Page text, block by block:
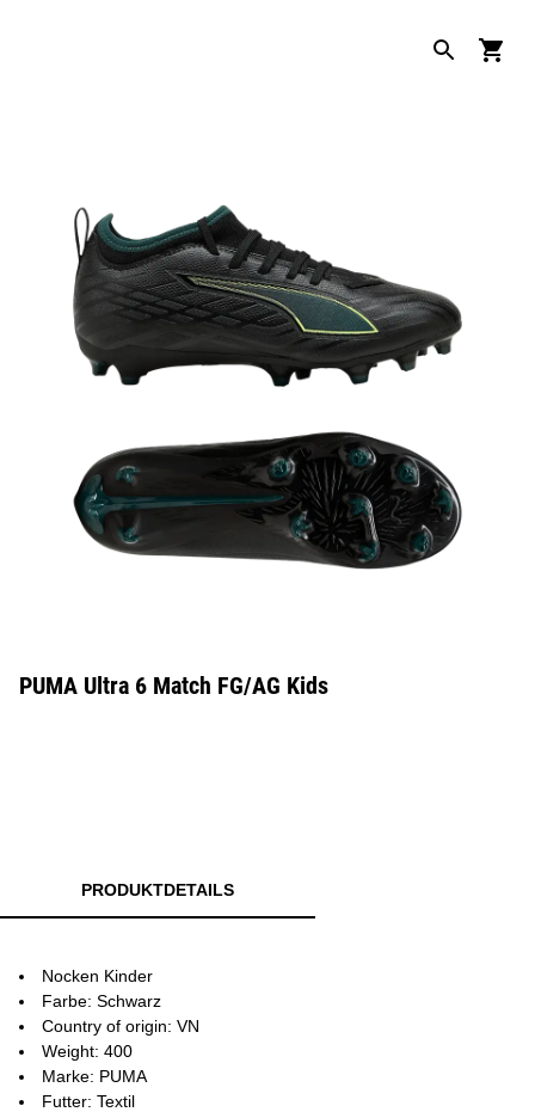
PUMA Ultra 6 Match FG/AG Kids
PRODUKTDETAILS
Nocken Kinder
Farbe: Schwarz
Country of origin: VN
Weight: 400
Marke: PUMA
Futter: Textil